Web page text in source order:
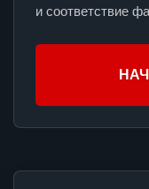
и соответствие